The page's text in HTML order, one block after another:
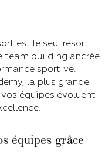
est le seul resort
team building ancrée
sportive.
la plus grande
équipes évoluent
équipes grâce